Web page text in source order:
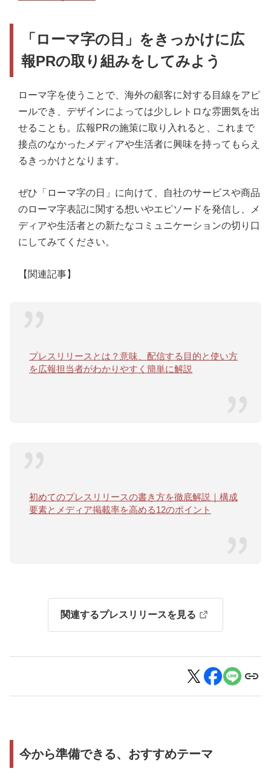
「ローマ字の日」をきっかけに広
報PRの取り組みをしてみよう
ローマ字を使うことで、海外の顧客に対する目線をアピ
ールでき、デザインによっては少しレトロな雰囲気を出
せることも。広報PRの施策に取り入れると、これまで
接点のなかったメディアや生活者に興味を持ってもらえ
るきっかけとなります。
ぜひ「ローマ字の日」に向けて、自社のサービスや商品
のローマ字表記に関する想いやエピソードを発信し、メ
ディアや生活者との新たなコミュニケーションの切り口
にしてみてください。
【関連記事】
プレスリリースとは？意味、配信する目的と使い方
を広報担当者がわかりやすく簡単に解説
初めてのプレスリリースの書き方を徹底解説｜構成
要素とメディア掲載率を高める12のポイント
関連するプレスリリースを見る
今から準備できる、おすすめテーマ